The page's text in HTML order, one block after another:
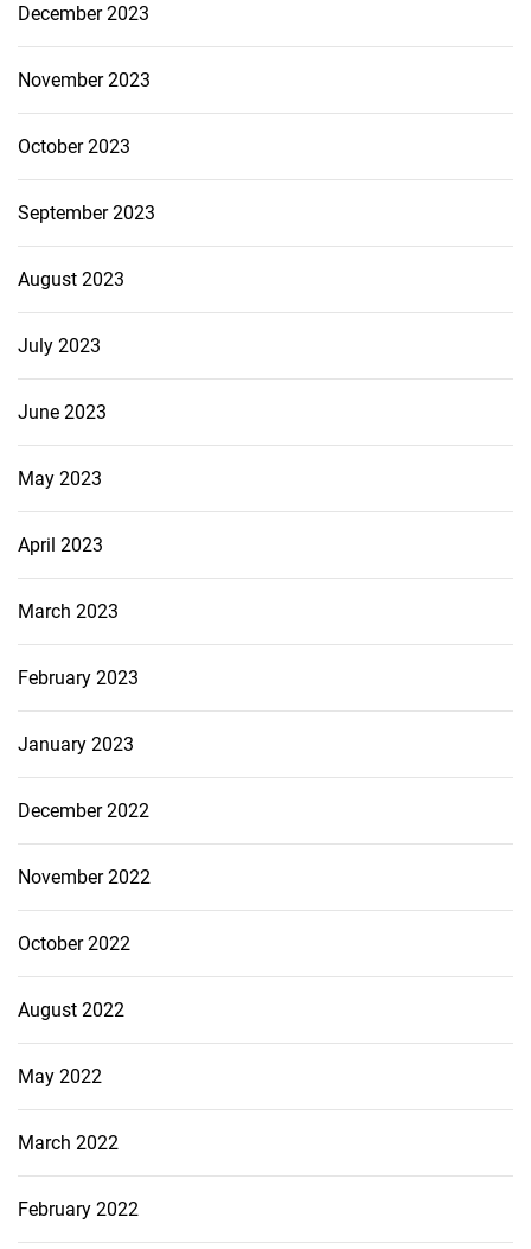
December 2023
November 2023
October 2023
September 2023
August 2023
July 2023
June 2023
May 2023
April 2023
March 2023
February 2023
January 2023
December 2022
November 2022
October 2022
August 2022
May 2022
March 2022
February 2022